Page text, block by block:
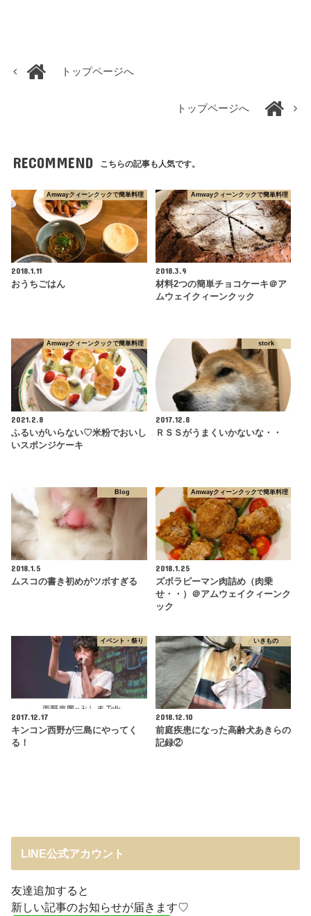
トップページへ
トップページへ
RECOMMEND こちらの記事も人気です。
Amwayクィーンクックで簡単料理
2018.1.11
おうちごはん
Amwayクィーンクックで簡単料理
2018.3.9
材料2つの簡単チョコケーキ＠ア
ムウェイクィーンクック
Amwayクィーンクックで簡単料理
2021.2.8
ふるいがいらない♡米粉でおいし
いスポンジケーキ
stork
2017.12.8
ＲＳＳがうまくいかないな・・
Blog
2018.1.5
ムスコの書き初めがツボすぎる
Amwayクィーンクックで簡単料理
2018.1.25
ズボラピーマン肉詰め（肉乗
せ・・）＠アムウェイクィーンク
ック
イベント・祭り
2017.12.17
キンコン西野が三島にやってく
る！
いきもの
2018.12.10
前庭疾患になった高齢犬あきらの
記録②
LINE公式アカウント
友達追加すると
新しい記事のお知らせが届きます♡